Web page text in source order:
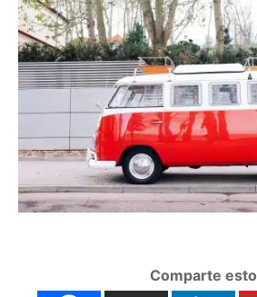
Comparte esto